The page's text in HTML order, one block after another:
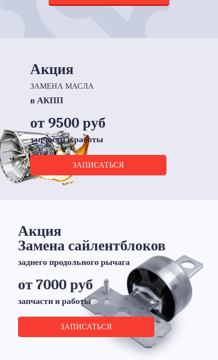
Акция
ЗАМЕНА МАСЛА
в АКПП
от 9500 руб
запчасти и работы
ЗАПИСАТЬСЯ
Акция
Замена сайлентблоков
заднего продольного рычага
от 7000 руб
запчасти и работы
ЗАПИСАТЬСЯ